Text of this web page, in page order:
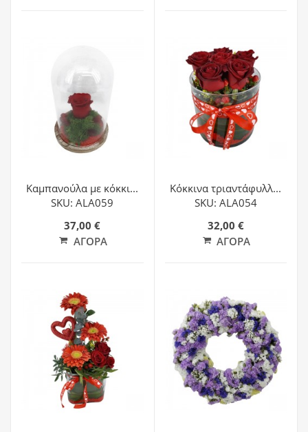
Καμπανούλα με κόκκι...
SKU: ALA059
37,00 €
ΑΓΟΡΆ
Κόκκινα τριαντάφυλλ...
SKU: ALA054
32,00 €
ΑΓΟΡΆ